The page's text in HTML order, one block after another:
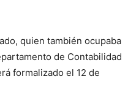
quien también ocupaba
de Contabilidad
formalizado el 12 de